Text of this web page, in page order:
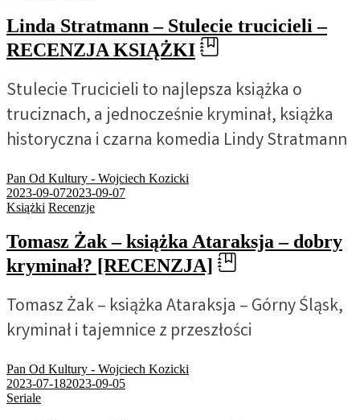
Linda Stratmann – Stulecie trucicieli –
RECENZJA KSIĄŻKI
Stulecie Trucicieli to najlepsza książka o
truciznach, a jednocześnie kryminał, książka
historyczna i czarna komedia Lindy Stratmann
Pan Od Kultury - Wojciech Kozicki
2023-09-072023-09-07
Książki Recenzje
Tomasz Żak – książka Ataraksja – dobry
kryminał? [RECENZJA]
Tomasz Żak – książka Ataraksja – Górny Śląsk,
kryminał i tajemnice z przeszłości
Pan Od Kultury - Wojciech Kozicki
2023-07-182023-09-05
Seriale